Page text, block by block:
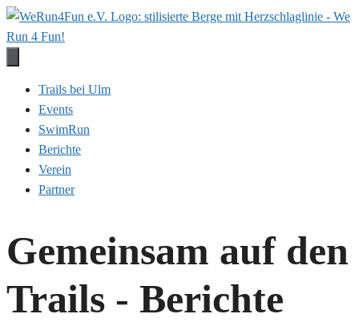
Zum
Inhalt
Trails bei Ulm
Events
SwimRun
Berichte
Verein
Partner
Gemeinsam auf den
Trails - Berichte